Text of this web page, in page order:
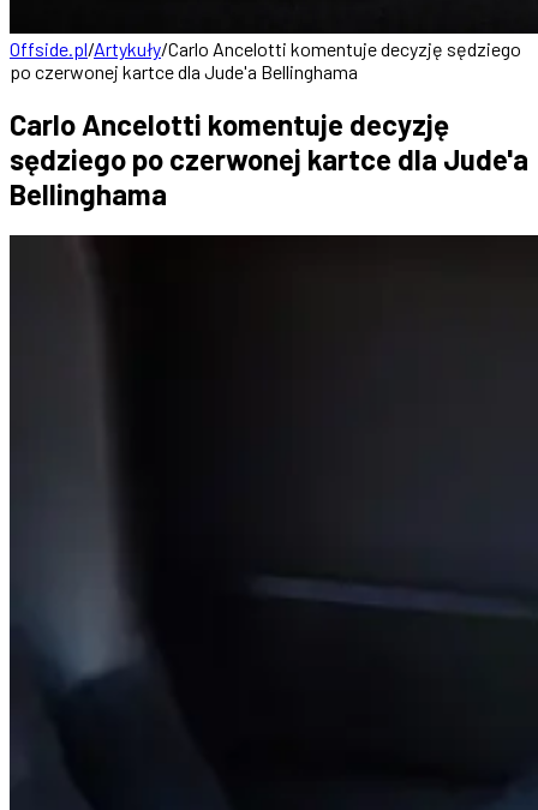
Offside.pl/Artykuły/Carlo Ancelotti komentuje decyzję sędziego
po czerwonej kartce dla Jude'a Bellinghama
Carlo Ancelotti komentuje decyzję
sędziego po czerwonej kartce dla Jude'a
Bellinghama